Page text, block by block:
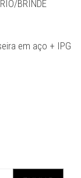
BRINDE
em aço + IPG